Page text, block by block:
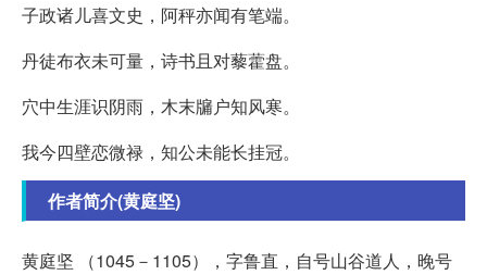
子政诸儿喜文史，阿秤亦闻有笔端。
丹徒布衣未可量，诗书且对藜藿盘。
穴中生涯识阴雨，木末牖户知风寒。
我今四壁恋微禄，知公未能长挂冠。
作者简介(黄庭坚)
黄庭坚 （1045－1105），字鲁直，自号山谷道人，晚号